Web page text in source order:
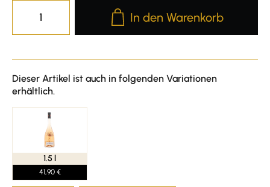
Produkt Anzahl: Gib den
In den Warenkorb
Dieser Artikel ist auch in folgenden Variationen
erhältlich.
1.5 l
41,90 €